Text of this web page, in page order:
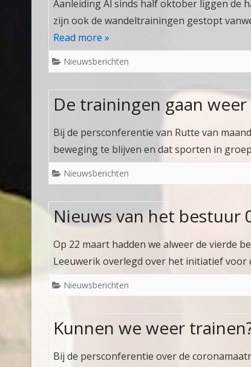
Aanleiding Al sinds half oktober liggen de
zijn ook de wandeltrainingen gestopt
Read more »
Nieuwsberichten
De trainingen gaan
Bij de persconferentie van Rutte van
beweging te blijven en dat sporten in
Nieuwsberichten
Nieuws van het bestuur
Op 22 maart hadden we alweer de vierde
Leeuwerik overlegd over het initiatief voor
Nieuwsberichten
Kunnen we weer
Bij de persconferentie over de